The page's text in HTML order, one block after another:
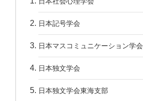
日本記号学会
日本マスコミュニケーション学会
日本独文学会
日本独文学会東海支部